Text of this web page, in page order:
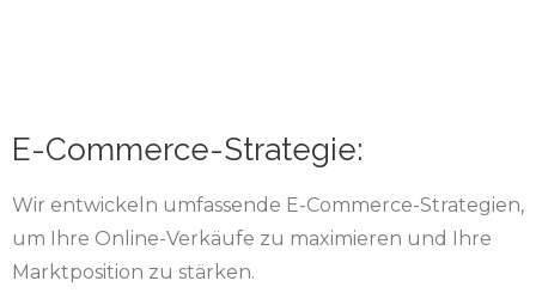
E-Commerce-Strategie:
Wir entwickeln umfassende E-Commerce-Strategien,
um Ihre Online-Verkäufe zu maximieren und Ihre
Marktposition zu stärken.